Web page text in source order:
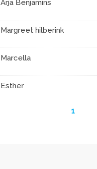
Arja Benjamins
Margreet hilberink
Marcella
Esther
1